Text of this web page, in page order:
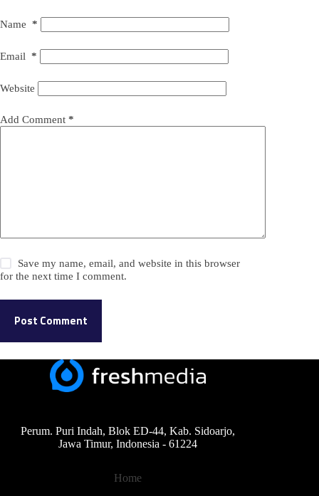
Name *
Email *
Website
Add Comment *
Save my name, email, and website in this browser
for the next time I comment.
Post Comment
Perum. Puri Indah, Blok ED-44, Kab. Sidoarjo,
Jawa Timur, Indonesia - 61224
Home